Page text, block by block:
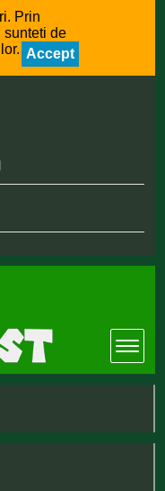
Prin
sunteti de
Accept